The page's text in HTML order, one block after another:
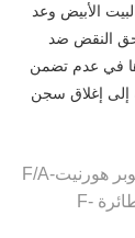
الأبيض وعد
حق النقض ضد
في عدم تضمن
إلى إغلاق سجن
هورنيتF/A-
F-